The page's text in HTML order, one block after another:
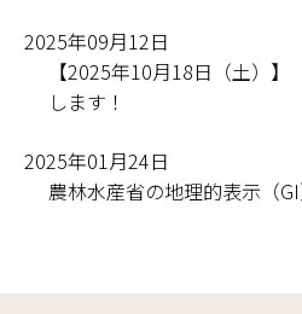
2025年09月12日
【2025年10月18日（土）
します！
2025年01月24日
農林水産省の地理的表示（